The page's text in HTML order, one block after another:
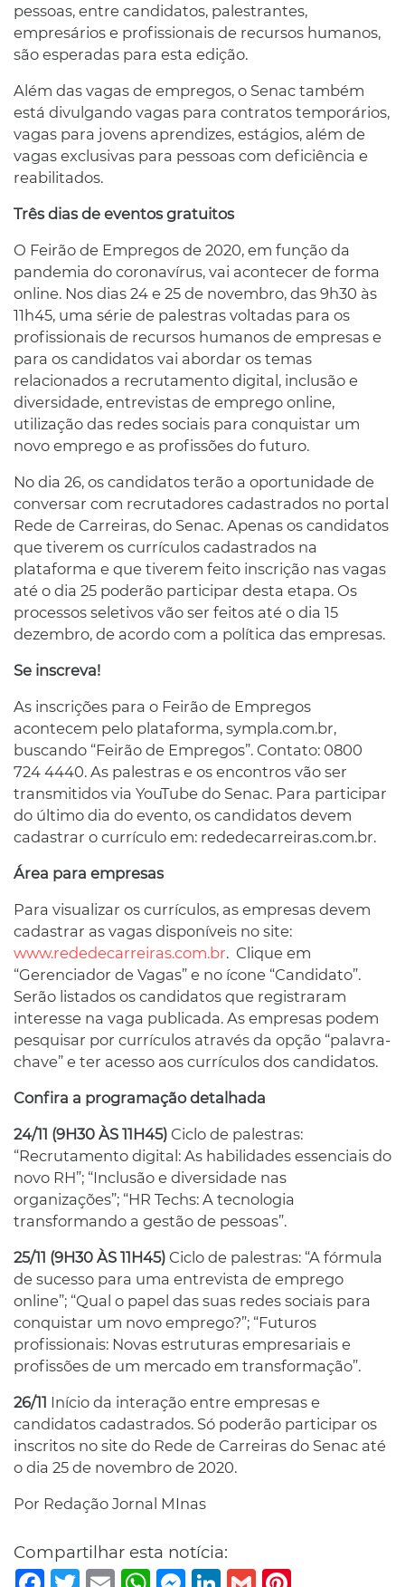
pessoas, entre candidatos, palestrantes,
empresários e profissionais de recursos humanos,
são esperadas para esta edição.
Além das vagas de empregos, o Senac também
está divulgando vagas para contratos temporários,
vagas para jovens aprendizes, estágios, além de
vagas exclusivas para pessoas com deficiência e
reabilitados.
Três dias de eventos gratuitos
O Feirão de Empregos de 2020, em função da
pandemia do coronavírus, vai acontecer de forma
online. Nos dias 24 e 25 de novembro, das 9h30 às
11h45, uma série de palestras voltadas para os
profissionais de recursos humanos de empresas e
para os candidatos vai abordar os temas
relacionados a recrutamento digital, inclusão e
diversidade, entrevistas de emprego online,
utilização das redes sociais para conquistar um
novo emprego e as profissões do futuro.
No dia 26, os candidatos terão a oportunidade de
conversar com recrutadores cadastrados no portal
Rede de Carreiras, do Senac. Apenas os candidatos
que tiverem os currículos cadastrados na
plataforma e que tiverem feito inscrição nas vagas
até o dia 25 poderão participar desta etapa. Os
processos seletivos vão ser feitos até o dia 15
dezembro, de acordo com a política das empresas.
Se inscreva!
As inscrições para o Feirão de Empregos
acontecem pelo plataforma, sympla.com.br,
buscando “Feirão de Empregos”. Contato: 0800
724 4440. As palestras e os encontros vão ser
transmitidos via YouTube do Senac. Para participar
do último dia do evento, os candidatos devem
cadastrar o currículo em: rededecarreiras.com.br.
Área para empresas
Para visualizar os currículos, as empresas devem
cadastrar as vagas disponíveis no site:
www.rededecarreiras.com.br. Clique em
“Gerenciador de Vagas” e no ícone “Candidato”.
Serão listados os candidatos que registraram
interesse na vaga publicada. As empresas podem
pesquisar por currículos através da opção “palavra-
chave” e ter acesso aos currículos dos candidatos.
Confira a programação detalhada
24/11 (9H30 ÀS 11H45) Ciclo de palestras:
“Recrutamento digital: As habilidades essenciais do
novo RH”; “Inclusão e diversidade nas
organizações”; “HR Techs: A tecnologia
transformando a gestão de pessoas”.
25/11 (9H30 ÀS 11H45) Ciclo de palestras: “A fórmula
de sucesso para uma entrevista de emprego
online”; “Qual o papel das suas redes sociais para
conquistar um novo emprego?”; “Futuros
profissionais: Novas estruturas empresariais e
profissões de um mercado em transformação”.
26/11 Início da interação entre empresas e
candidatos cadastrados. Só poderão participar os
inscritos no site do Rede de Carreiras do Senac até
o dia 25 de novembro de 2020.
Por Redação Jornal MInas
Compartilhar esta notícia:
Facebook
TwitterEmail WhatsAppMessenger
LinkedIn
Gmail